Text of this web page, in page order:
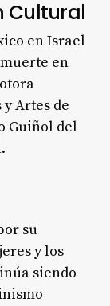
Cultural
en Israel
en
Artes de
Guiñol del
.
su
y los
siendo